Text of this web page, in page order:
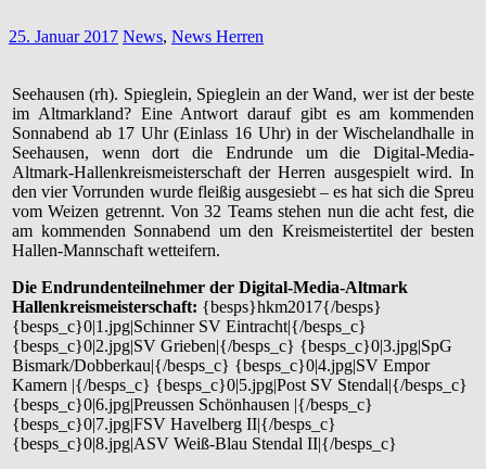
25. Januar 2017 News, News Herren
Seehausen (rh). Spieglein, Spieglein an der Wand, wer ist der beste
im Altmarkland? Eine Antwort darauf gibt es am kommenden
Sonnabend ab 17 Uhr (Einlass 16 Uhr) in der Wischelandhalle in
Seehausen, wenn dort die Endrunde um die Digital-Media-
Altmark-Hallenkreismeisterschaft der Herren ausgespielt wird. In
den vier Vorrunden wurde fleißig ausgesiebt – es hat sich die Spreu
vom Weizen getrennt. Von 32 Teams stehen nun die acht fest, die
am kommenden Sonnabend um den Kreismeistertitel der besten
Hallen-Mannschaft wetteifern.
Die Endrundenteilnehmer der Digital-Media-Altmark
Hallenkreismeisterschaft: {besps}hkm2017{/besps}
{besps_c}0|1.jpg|Schinner SV Eintracht|{/besps_c}
{besps_c}0|2.jpg|SV Grieben|{/besps_c} {besps_c}0|3.jpg|SpG
Bismark/Dobberkau|{/besps_c} {besps_c}0|4.jpg|SV Empor
Kamern |{/besps_c} {besps_c}0|5.jpg|Post SV Stendal|{/besps_c}
{besps_c}0|6.jpg|Preussen Schönhausen |{/besps_c}
{besps_c}0|7.jpg|FSV Havelberg II|{/besps_c}
{besps_c}0|8.jpg|ASV Weiß-Blau Stendal II|{/besps_c}